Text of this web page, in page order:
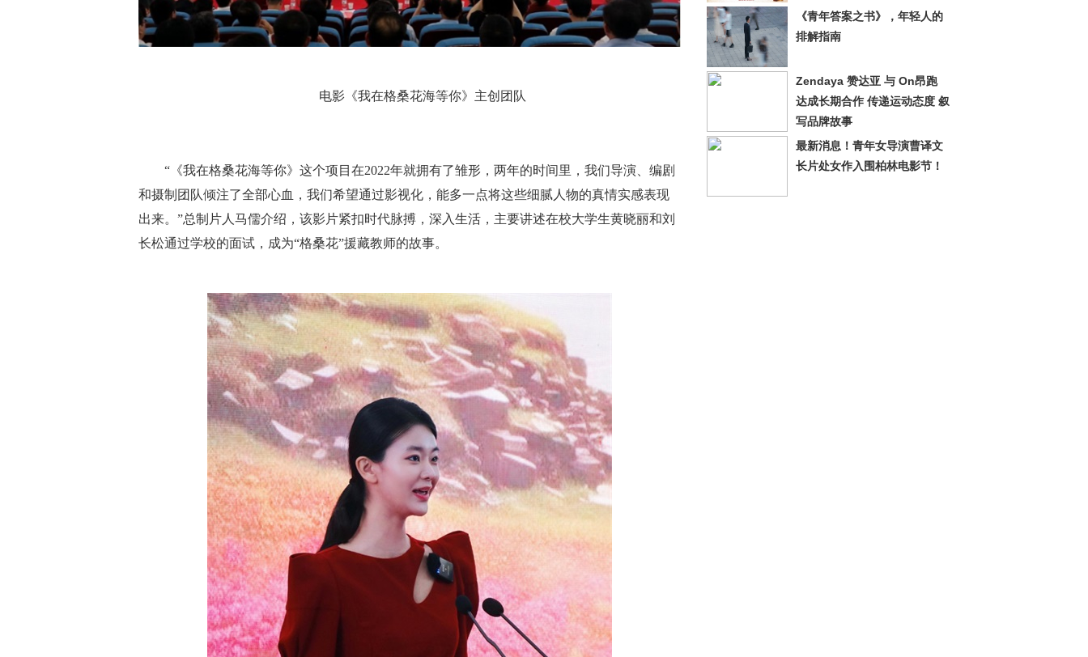
电影《我在格桑花海等你》主创团队
“《我在格桑花海等你》这个项目在2022年就拥有了雏形，两年的时间里，我们导演、编剧
和摄制团队倾注了全部心血，我们希望通过影视化，能多一点将这些细腻人物的真情实感表现
出来。”总制片人马儒介绍，该影片紧扣时代脉搏，深入生活，主要讲述在校大学生黄晓丽和刘
长松通过学校的面试，成为“格桑花”援藏教师的故事。
《青年答案之书》，年轻人的
排解指南
Zendaya 赞达亚 与 On昂跑
达成长期合作 传递运动态度 叙
写品牌故事
最新消息！青年女导演曹译文
长片处女作入围柏林电影节！